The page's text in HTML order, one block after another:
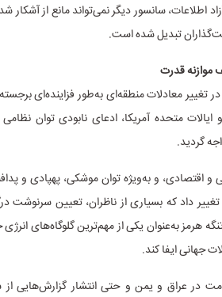
اطلاعات، سانسور دیگر نمی‌تواند مانع از
تبدیل شده است.
موازنه قدرت
متحده آمریکا، ادعای نابودی توان
گردید.
و به‌ویژه توان موشکی، پهپادی و
تغییر داد که بسیاری از ناظران، تعیین سرنوشت
هرمز به‌عنوان یکی از مهم‌ترین گلوگاه‌های
جهانی ایفا کند.
در عراق و یمن و حتی انتشار گزارش‌هایی